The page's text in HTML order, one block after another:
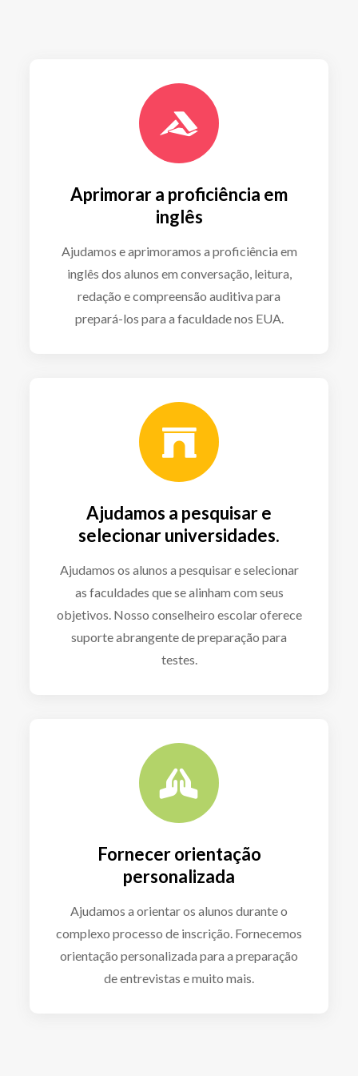
Aprimorar a proficiência em
inglês
Ajudamos e aprimoramos a proficiência em
inglês dos alunos em conversação, leitura,
redação e compreensão auditiva para
prepará-los para a faculdade nos EUA.
Ajudamos a pesquisar e
selecionar universidades.
Ajudamos os alunos a pesquisar e selecionar
as faculdades que se alinham com seus
objetivos. Nosso conselheiro escolar oferece
suporte abrangente de preparação para
testes.
Fornecer orientação
personalizada
Ajudamos a orientar os alunos durante o
complexo processo de inscrição. Fornecemos
orientação personalizada para a preparação
de entrevistas e muito mais.